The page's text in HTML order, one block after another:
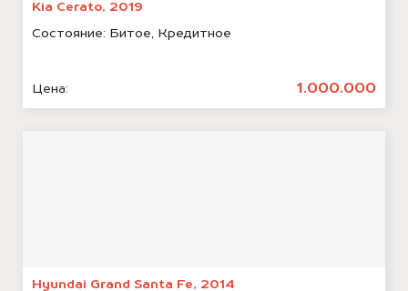
Kia Cerato, 2019
Состояние: Битое, Кредитное
Цена: 1.000.000
Hyundai Grand Santa Fe, 2014